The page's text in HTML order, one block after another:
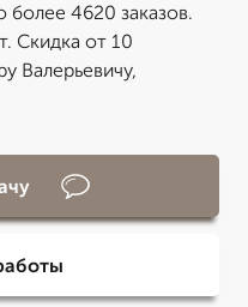
более 4620 заказов.
Скидка от 10
Валерьевичу,